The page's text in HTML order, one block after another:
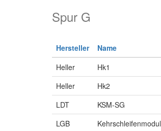
Spur G
Hersteller Name
Heller
Hk1
Heller
Hk2
LDT
KSM-SG
LGB
Kehrschleifenmodul